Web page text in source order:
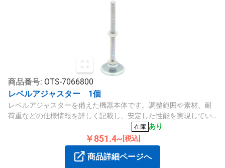
商品番号: OTS-7066800
レベルアジャスター 1個
レベルアジャスターを備えた機器本体です。調整範囲や素材、耐
荷重などの仕様情報を詳しく記載し、安定した性能を実現してい
在庫 あり
￥851.4~ [税込]
商品詳細ページへ